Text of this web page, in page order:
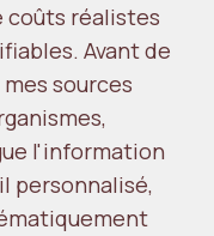
coûts réalistes
Avant de
sources
l'information
personnalisé,